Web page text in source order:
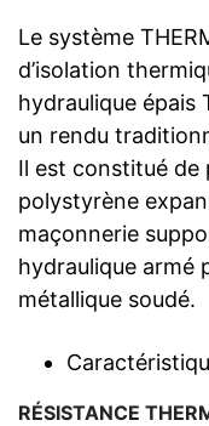
Le système
d’isolation
hydraulique épais
un rendu
Il est constitué de
polystyrène
maçonnerie
hydraulique armé
métallique soudé.
RÉSISTANCE